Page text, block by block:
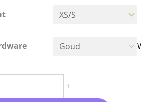
van het werken met deze leersoort.
inspireren door de bondagecultuur,
+